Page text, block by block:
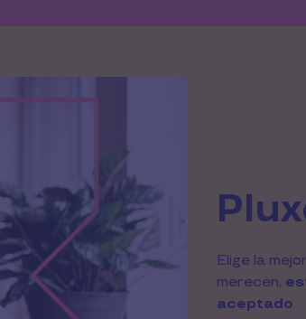
Elige la
merecen,
aceptado.